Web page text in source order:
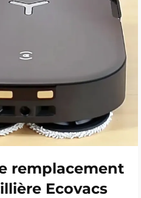
remplacement
Ecovacs